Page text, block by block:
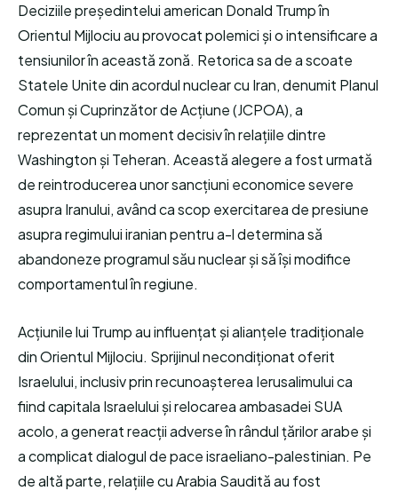
Deciziile președintelui american Donald Trump în
Orientul Mijlociu au provocat polemici și o intensificare a
tensiunilor în această zonă. Retorica sa de a scoate
Statele Unite din acordul nuclear cu Iran, denumit Planul
Comun și Cuprinzător de Acțiune (JCPOA), a
reprezentat un moment decisiv în relațiile dintre
Washington și Teheran. Această alegere a fost urmată
de reintroducerea unor sancțiuni economice severe
asupra Iranului, având ca scop exercitarea de presiune
asupra regimului iranian pentru a-l determina să
abandoneze programul său nuclear și să își modifice
comportamentul în regiune.
Acțiunile lui Trump au influențat și alianțele tradiționale
din Orientul Mijlociu. Sprijinul necondiționat oferit
Israelului, inclusiv prin recunoașterea Ierusalimului ca
fiind capitala Israelului și relocarea ambasadei SUA
acolo, a generat reacții adverse în rândul țărilor arabe și
a complicat dialogul de pace israeliano-palestinian. Pe
de altă parte, relațiile cu Arabia Saudită au fost